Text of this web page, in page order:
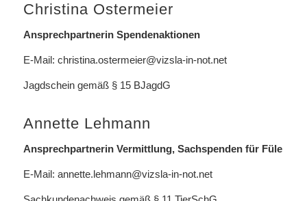
Christina Ostermeier
Ansprechpartnerin Spendenaktionen
E-Mail: christina.ostermeier@vizsla-in-not.net
Jagdschein gemäß § 15 BJagdG
Annette Lehmann
Ansprechpartnerin Vermittlung, Sachspenden für Füle
E-Mail: annette.lehmann@vizsla-in-not.net